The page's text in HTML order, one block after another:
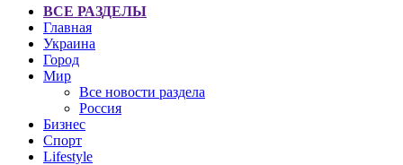
ВСЕ РАЗДЕЛЫ
Главная
Украина
Город
Мир
Все новости раздела
Россия
Бизнес
Спорт
Lifestyle